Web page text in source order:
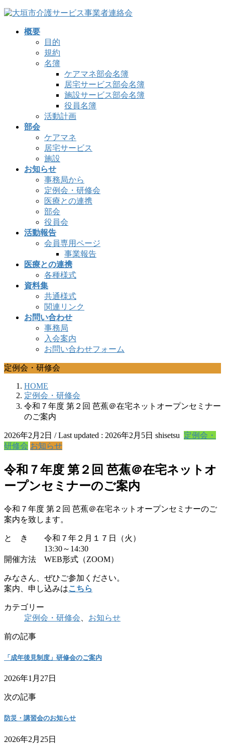
コ
ナ
概要
目的
規約
名簿
ケアマネ部会名簿
居宅サービス部会名簿
施設サービス部会名簿
役員名簿
活動計画
部会
ケアマネ
居宅サービス
施設
お知らせ
事務局から
定例会・研修会
医療との連携
部会
役員会
活動報告
会員専用ページ
事業報告
医療との連携
各種様式
資料集
共通様式
関連リンク
お問い合わせ
事務局
入会案内
お問い合わせフォーム
定例会・研修会
HOME
定例会・研修会
令和７年度 第２回 芭蕉＠在宅ネットオープンセミナー
のご案内
2026年2月2日 / Last updated : 2026年2月5日 shisetsu 定例会・
研修会 お知らせ
令和７年度 第２回 芭蕉＠在宅ネットオ
ープンセミナーのご案内
令和７年度 第２回 芭蕉＠在宅ネットオープンセミナーのご
案内を致します。
と き 令和７年２月１７日（火）
13:30～14:30
開催方法 WEB形式（ZOOM）
みなさん、ぜひご参加ください。
案内、申し込みはこちら
カテゴリー
定例会・研修会
お知らせ
前の記事
「成年後見制度」研修会のご案内
2026年1月27日
次の記事
防災・講習会のお知らせ
2026年2月25日